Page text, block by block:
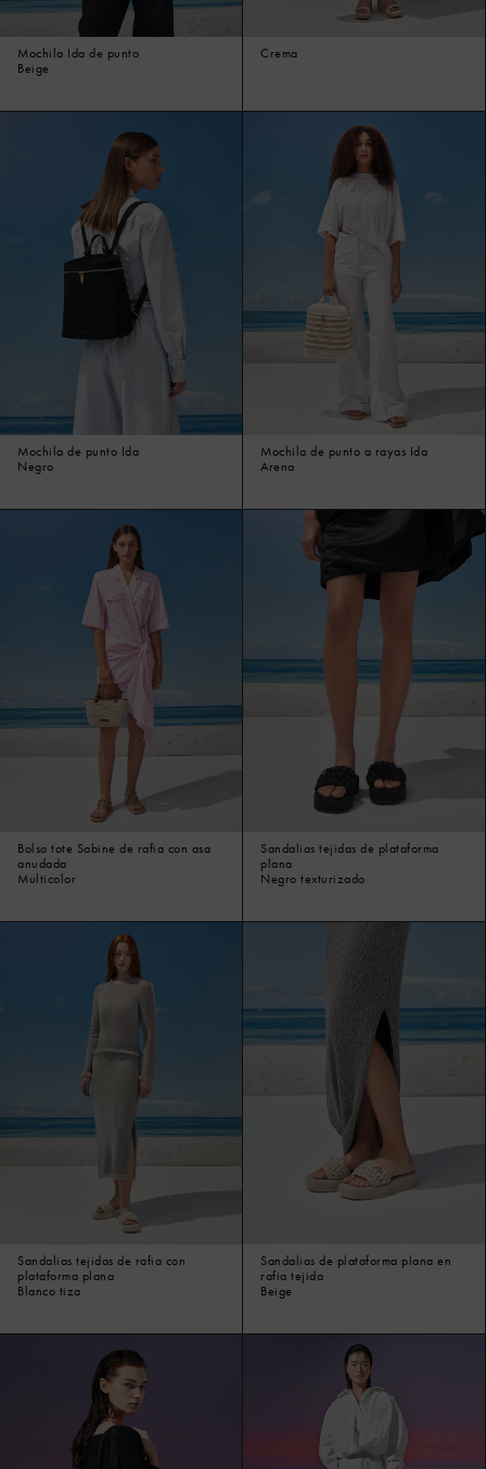
Mochila Ida de punto
Beige
Crema
Mochila de punto Ida
Negro
Mochila de punto a rayas Ida
Arena
Bolso tote Sabine de rafia con asa
anudada
Multicolor
Sandalias tejidas de plataforma
plana
Negro texturizado
Sandalias tejidas de rafia con
plataforma plana
Blanco tiza
Sandalias de plataforma plana en
rafia tejida
Beige